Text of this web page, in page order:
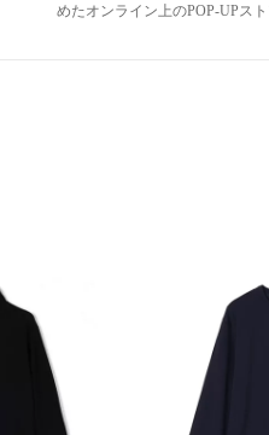
めたオンライン上のPOP-UPスト